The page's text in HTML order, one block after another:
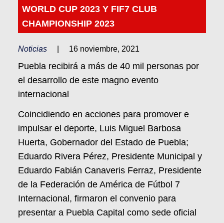
WORLD CUP 2023 Y FIF7 CLUB
CHAMPIONSHIP 2023
Noticias 16 noviembre, 2021
Puebla recibirá a más de 40 mil personas por
el desarrollo de este magno evento
internacional
Coincidiendo en acciones para promover e
impulsar el deporte, Luis Miguel Barbosa
Huerta, Gobernador del Estado de Puebla;
Eduardo Rivera Pérez, Presidente Municipal y
Eduardo Fabián Canaveris Ferraz, Presidente
de la Federación de América de Fútbol 7
Internacional, firmaron el convenio para
presentar a Puebla Capital como sede oficial